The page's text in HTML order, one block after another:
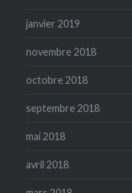
janvier 2019
novembre 2018
octobre 2018
septembre 2018
mai 2018
avril 2018